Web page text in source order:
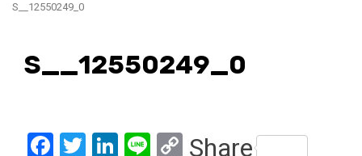
S__12550249_0
S__12550249_0
Facebook
Twitter
LinkedIn
LineCopy
Share